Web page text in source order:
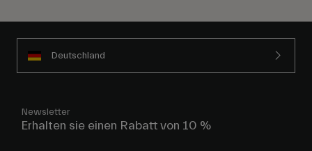
Deutschland
Newsletter
Erhalten sie einen Rabatt von 10 %